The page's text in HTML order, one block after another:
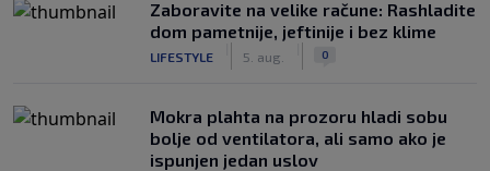
Zaboravite na velike račune: Rashladite
dom pametnije, jeftinije i bez klime
LIFESTYLE 5. aug. 0
Mokra plahta na prozoru hladi sobu
bolje od ventilatora, ali samo ako je
ispunjen jedan uslov